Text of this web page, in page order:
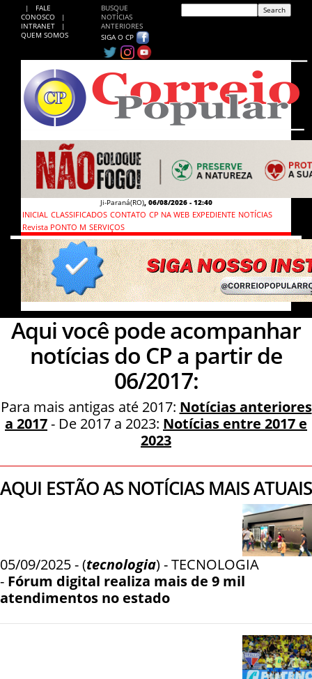
|
FALE
CONOSCO
|
INTRANET
|
QUEM SOMOS
BUSQUE
NOTÍCIAS
ANTERIORES
SIGA O CP
Ji-Paraná(RO), 06/08/2026 - 12:40
INICIAL CLASSIFICADOS CONTATO CP NA WEB EXPEDIENTE NOTÍCIAS
Revista PONTO M SERVIÇOS
Aqui você pode acompanhar
notícias do CP a partir de
06/2017:
Para mais antigas até 2017: Notícias anteriores
a 2017- De 2017 a 2023: Notícias entre 2017 e
2023
AQUI ESTÃO AS NOTÍCIAS MAIS ATUAIS
05/09/2025 - (tecnologia) - TECNOLOGIA
- Fórum digital realiza mais de 9 mil
atendimentos no estado